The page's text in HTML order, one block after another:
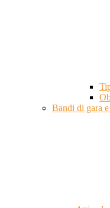
Bandi di gara